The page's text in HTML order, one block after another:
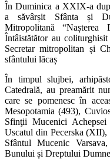
În Duminica a XXIX-a
a săvârșit Sfânta și
Mitropolitană
Întâistătător au
Secretar mitropolitan și
sfântului lăcaș
În timpul slujbei,
Catedrală, au preamărit
care se pomenesc în
Mesopotamia (493),
Sfinţii Mucenici
Uscatul din Pecerska
Sfântul Mucenic
Bunului și Dreptului